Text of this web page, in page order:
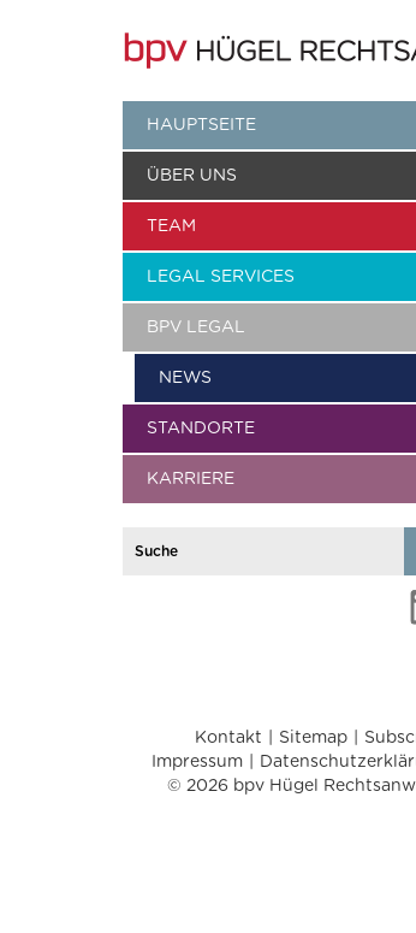
HAUPTSEITE
ÜBER UNS
TEAM
LEGAL SERVICES
BPV LEGAL
NEWS
STANDORTE
KARRIERE
Kontakt Sitemap
Impressum
© 2026 bpv Hügel